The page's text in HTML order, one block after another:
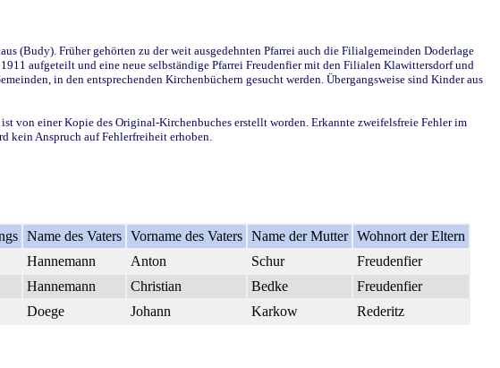
(Budy). Früher gehörten zu der weit ausgedehnten Pfarrei auch die Filialgemeinden Doderlage
aufgeteilt und eine neue selbständige Pfarrei Freudenfier mit den Filialen Klawittersdorf und
in den entsprechenden Kirchenbüchern gesucht werden. Übergangsweise sind Kinder aus
von einer Kopie des Original-Kirchenbuches erstellt worden. Erkannte zweifelsfreie Fehler im
kein Anspruch auf Fehlerfreiheit erhoben.
Name des Vaters Vorname des Vaters Name der Mutter Wohnort der Eltern
Hannemann Anton Schur
Freudenfier
Hannemann Christian Bedke
Freudenfier
Doege Johann Karkow Rederitz